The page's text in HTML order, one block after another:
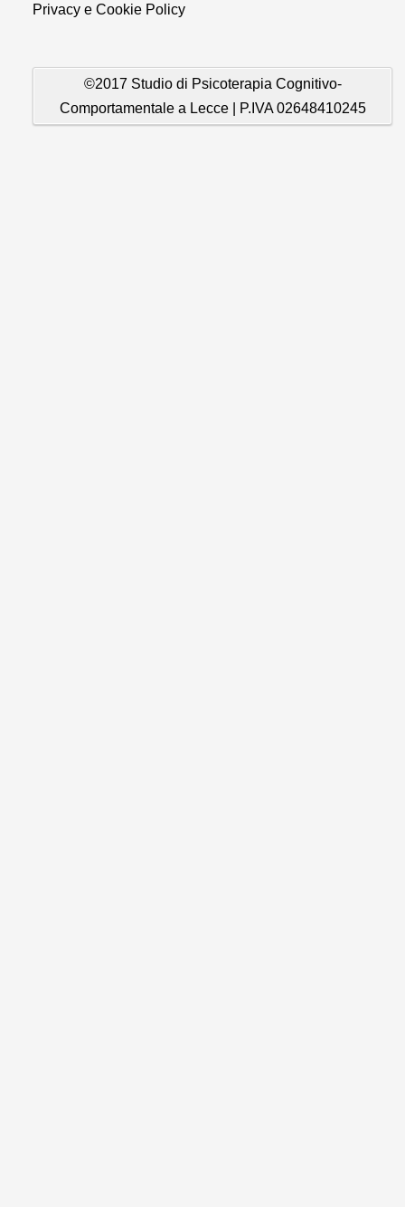
Privacy e Cookie Policy
©2017 Studio di Psicoterapia Cognitivo-
Comportamentale a Lecce | P.IVA 02648410245